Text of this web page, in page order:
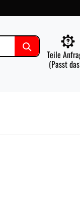
Teile
(Passt